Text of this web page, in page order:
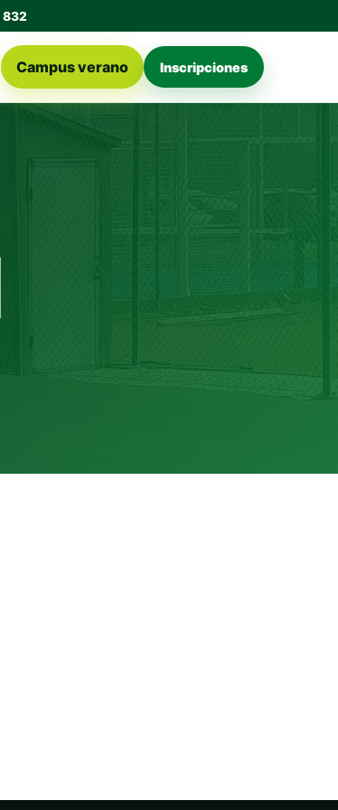
832
Campus verano Inscripciones